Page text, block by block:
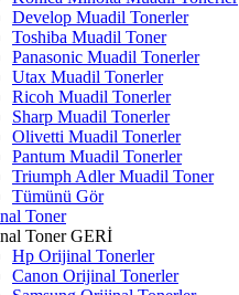
Develop Muadil Tonerler
Toshiba Muadil Toner
Panasonic Muadil Tonerler
Utax Muadil Tonerler
Ricoh Muadil Tonerler
Sharp Muadil Tonerler
Olivetti Muadil Tonerler
Pantum Muadil Tonerler
Triumph Adler Muadil Toner
Tümünü Gör
Toner
TonerGERİ
Hp Orijinal Tonerler
Canon Orijinal Tonerler